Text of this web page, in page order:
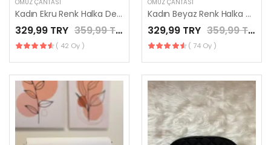
OMUZ ÇANTASI
Kadın Ekru Renk Halka Detaylı Kutu Model El Çantası / LES MINORIA
329,99 TRY 359,99 TRY
( 42 Oy )
OMUZ ÇANTASI
Kadın Beyaz Renk Halka Detaylı Kutu Model El Çantası / LES MINORIA
329,99 TRY 359,99 TRY
( 74 Oy )